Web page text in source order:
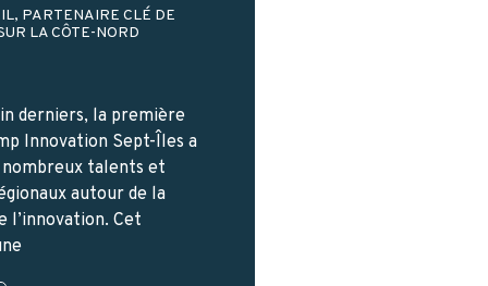
PARTENAIRE CLÉ DE
LA CÔTE-NORD
derniers, la première
Innovation Sept-Îles a
nombreux talents et
autour de la
l’innovation. Cet